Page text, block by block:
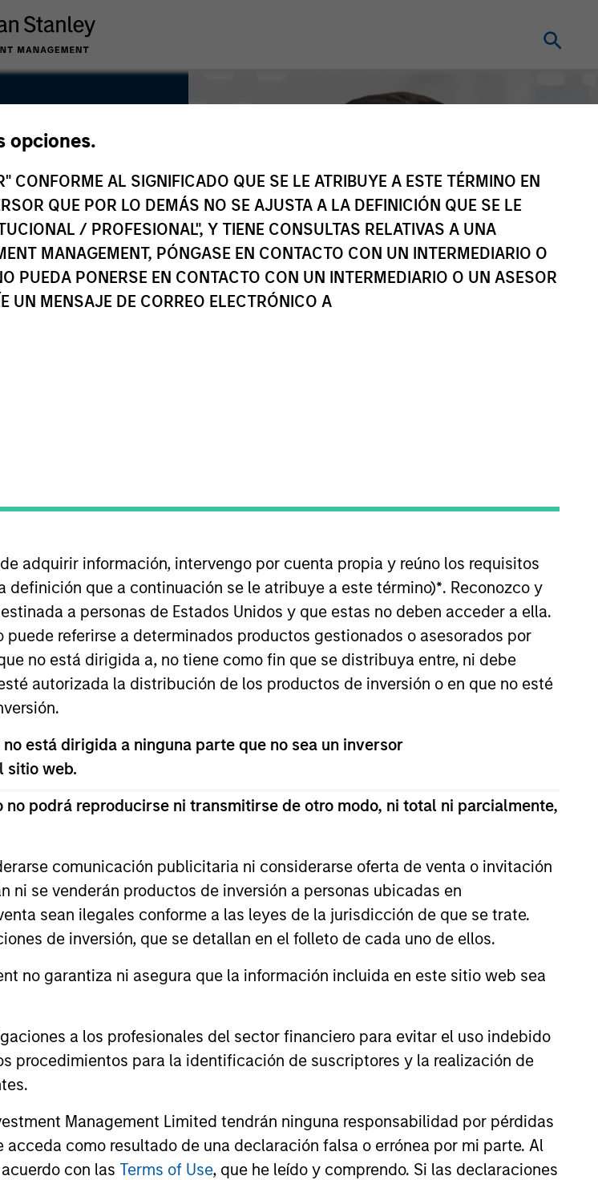
opciones.
AL SIGNIFICADO QUE SE LE ATRIBUYE A ESTE TÉRMINO EN
QUE POR LO DEMÁS NO SE AJUSTA A LA DEFINICIÓN QUE SE LE
/ PROFESIONAL", Y TIENE CONSULTAS RELATIVAS A UNA
MANAGEMENT, PÓNGASE EN CONTACTO CON UN INTERMEDIARIO O
PUEDA PONERSE EN CONTACTO CON UN INTERMEDIARIO O UN ASESOR
UN MENSAJE DE CORREO ELECTRÓNICO A
adquirir información, intervengo por cuenta propia y reúno los requisitos
definición que a continuación se le atribuye a este término)*. Reconozco y
a personas de Estados Unidos y que estas no deben acceder a ella.
referirse a determinados productos gestionados o asesorados por
no está dirigida a, no tiene como fin que se distribuya entre, ni debe
autorizada la distribución de los productos de inversión o en que no esté
está dirigida a ninguna parte que no sea un inversor
sitio web.
podrá reproducirse ni transmitirse de otro modo, ni total ni parcialmente,
comunicación publicitaria ni considerarse oferta de venta o invitación
se venderán productos de inversión a personas ubicadas en
sean ilegales conforme a las leyes de la jurisdicción de que se trate.
de inversión, que se detallan en el folleto de cada uno de ellos.
no garantiza ni asegura que la información incluida en este sitio web sea
a los profesionales del sector financiero para evitar el uso indebido
procedimientos para la identificación de suscriptores y la realización de
Management Limited tendrán ninguna responsabilidad por pérdidas
como resultado de una declaración falsa o errónea por mi parte. Al
con las Terms of Use, que he leído y comprendo. Si las declaraciones
Bhurat worked for two years at Avendus Capital's investment
capital markets transactions. Mr. Bhurat is a native of India and is
Computer Science & Engineering from Indian Institute of
Management, Bangalore.
2026 Outlook
cycle has several
to PE investors.
Private Equity
ARTÍCULO
India’s Private Market: A
Story of Growth and
Economic Landscape
Discover the key factors supporting a
strong PE market in India that have
significant contribution to global growth.